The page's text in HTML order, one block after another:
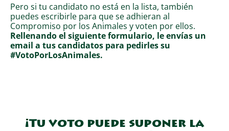
Pero si tu candidato no está en la lista, también
puedes escribirle para que se adhieran al
Compromiso por los Animales y voten por ellos.
Rellenando el siguiente formulario, le envías un
email a tus candidatos para pedirles su
#VotoPorLosAnimales.
¡Tu voto puede suponer la